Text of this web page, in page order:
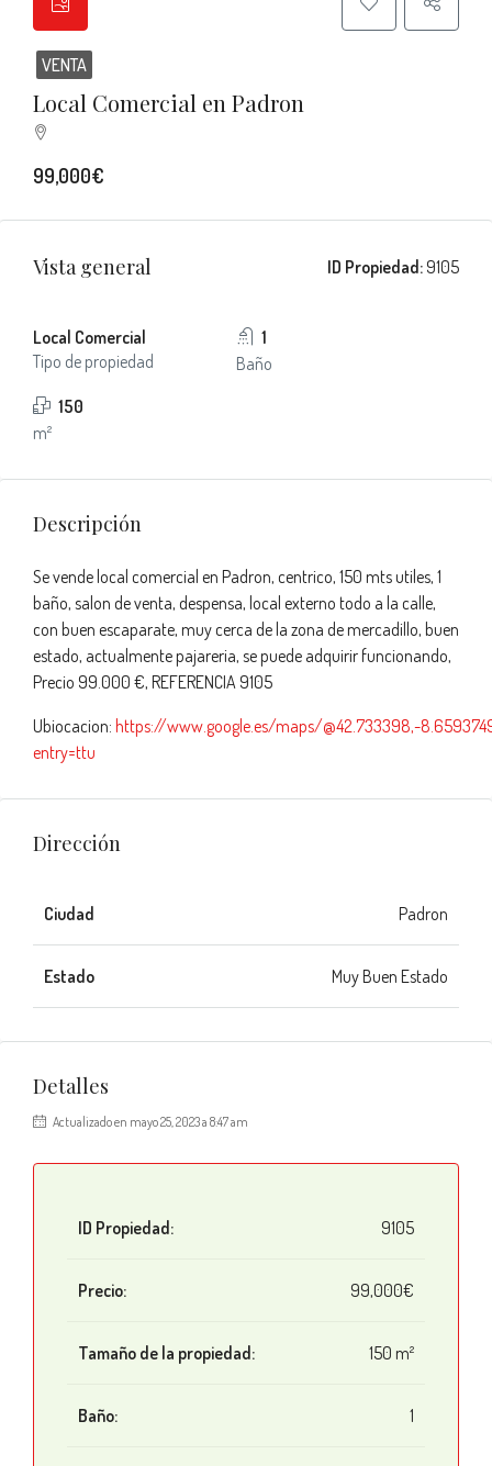
VENTA
Local Comercial en Padron
99,000€
Vista general ID Propiedad: 9105
Local Comercial
Tipo de propiedad
1
Baño
150
m²
Descripción
Se vende local comercial en Padron, centrico, 150 mts utiles, 1
baño, salon de venta, despensa, local externo todo a la calle,
con buen escaparate, muy cerca de la zona de mercadillo, buen
estado, actualmente pajareria, se puede adquirir funcionando,
Precio 99.000 €, REFERENCIA 9105
Ubiocacion: https://www.google.es/maps/@42.733398,-
entry=ttu
Dirección
Ciudad Padron
Estado Muy Buen Estado
Detalles
Actualizado en mayo 25, 2023 a 8:47 am
ID Propiedad: 9105
Precio: 99,000€
Tamaño de la propiedad: 150 m²
Baño: 1